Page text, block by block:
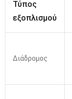
Τύπος
εξοπλισμού
Διάδρομος